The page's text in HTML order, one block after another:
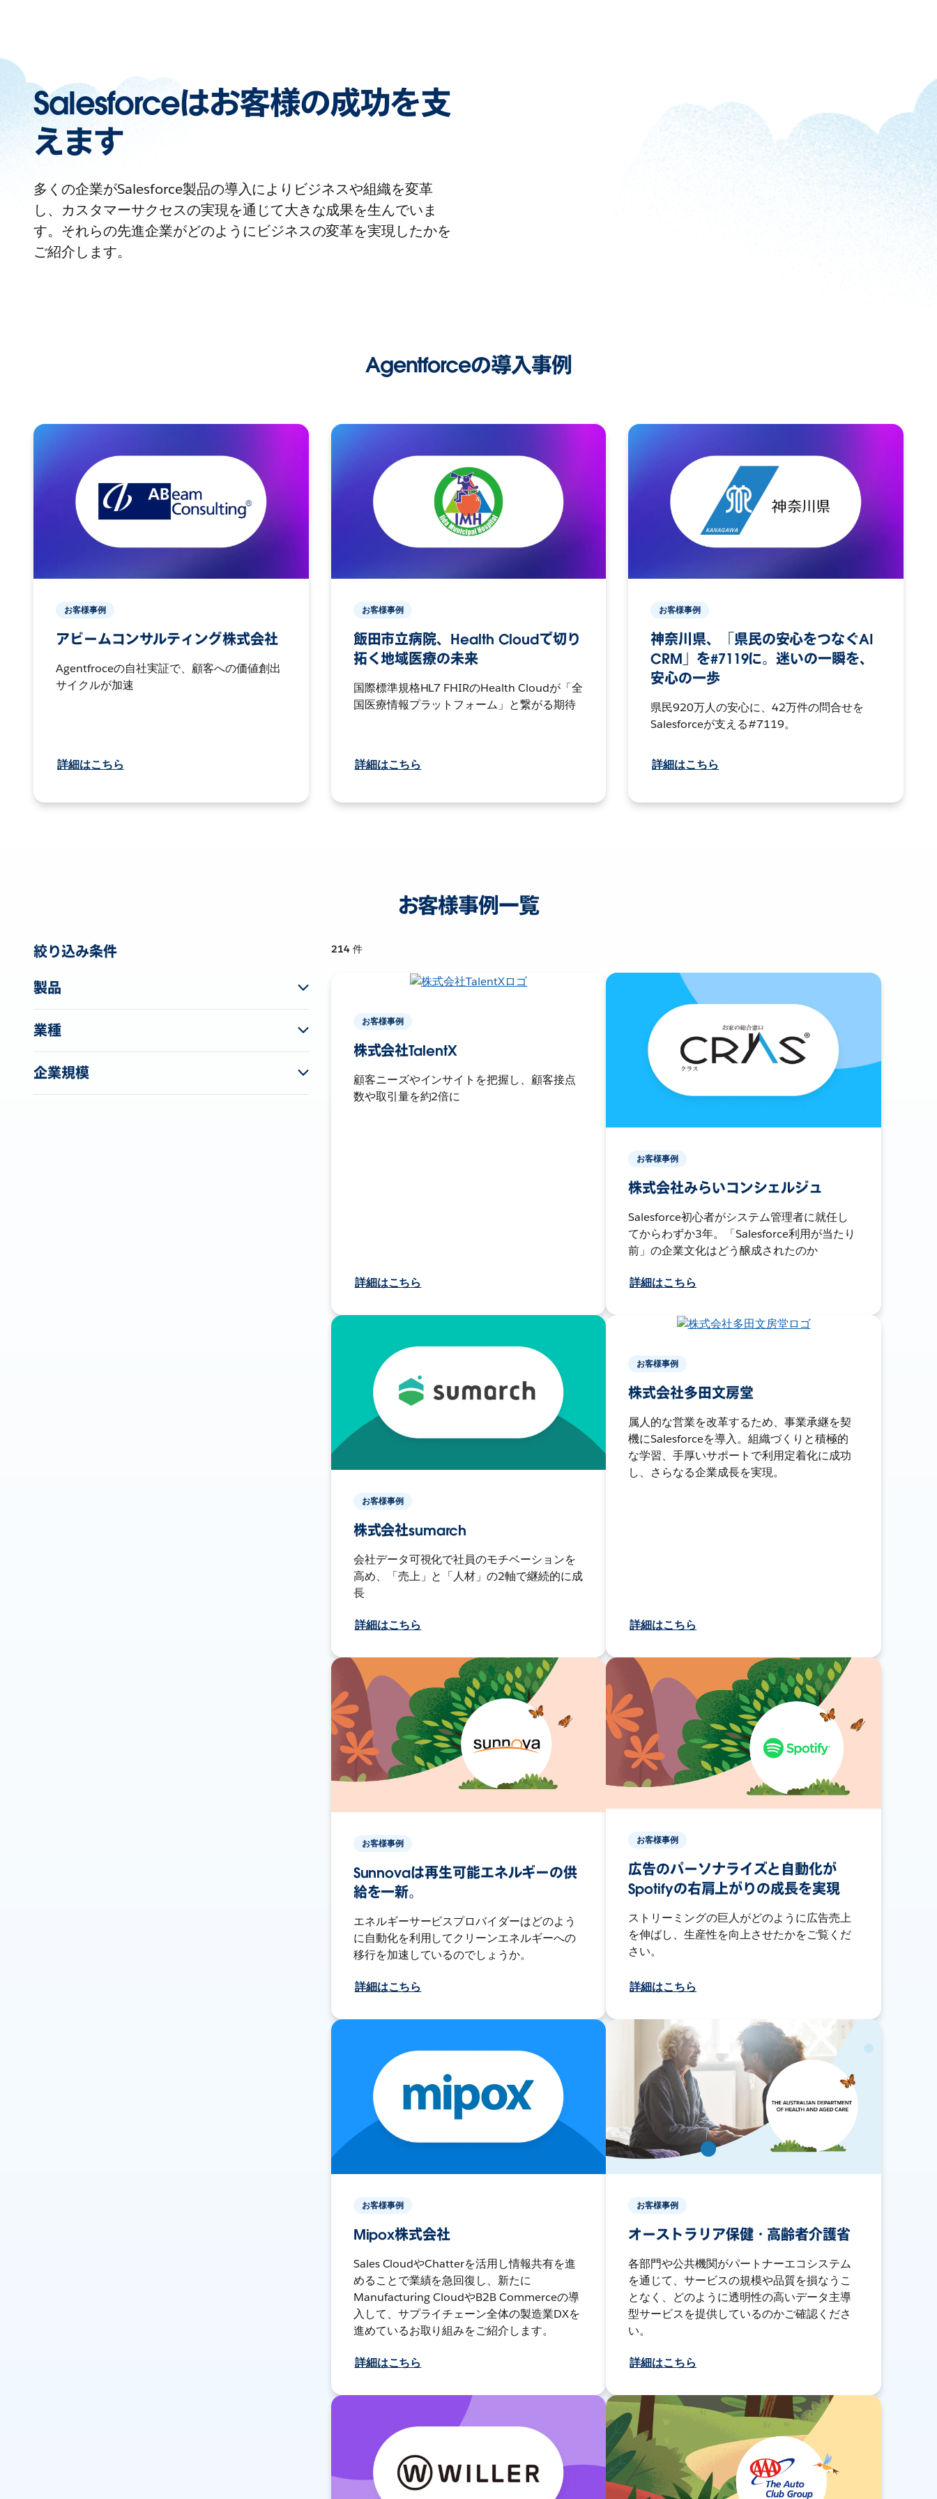
Salesforceはお客様の成功を支
えます
多くの企業がSalesforce製品の導入によりビジネスや組織を変革
し、カスタマーサクセスの実現を通じて大きな成果を生んでいま
す。それらの先進企業がどのようにビジネスの変革を実現したかを
ご紹介します。
Agentforceの導入事例
お客様事例
アビームコンサルティング株式会社
Agentfroceの自社実証で、顧客への価値創出
サイクルが加速
詳細はこちら
お客様事例
飯田市立病院、Health Cloudで切り
拓く地域医療の未来
国際標準規格HL7 FHIRのHealth Cloudが「全
国医療情報プラットフォーム」と繋がる期待
詳細はこちら
お客様事例
神奈川県、「県民の安心をつなぐAI
CRM」を#7119に。迷いの一瞬を、
安心の一歩
県民920万人の安心に、42万件の問合せを
Salesforceが支える#7119。
詳細はこちら
お客様事例一覧
絞り込み条件
製品
業種
企業規模
214 件
お客様事例
株式会社TalentX
顧客ニーズやインサイトを把握し、顧客接点
数や取引量を約2倍に
詳細はこちら
お客様事例
株式会社みらいコンシェルジュ
Salesforce初心者がシステム管理者に就任し
てからわずか3年。「Salesforce利用が当たり
前」の企業文化はどう醸成されたのか
詳細はこちら
お客様事例
株式会社sumarch
会社データ可視化で社員のモチベーションを
高め、「売上」と「人材」の2軸で継続的に成
長
詳細はこちら
お客様事例
株式会社多田文房堂
属人的な営業を改革するため、事業承継を契
機にSalesforceを導入。組織づくりと積極的
な学習、手厚いサポートで利用定着化に成功
し、さらなる企業成長を実現。
詳細はこちら
お客様事例
Sunnovaは再生可能エネルギーの供
給を一新。
エネルギーサービスプロバイダーはどのよう
に自動化を利用してクリーンエネルギーへの
移行を加速しているのでしょうか。
詳細はこちら
お客様事例
広告のパーソナライズと自動化が
Spotifyの右肩上がりの成長を実現
ストリーミングの巨人がどのように広告売上
を伸ばし、生産性を向上させたかをご覧くだ
さい。
詳細はこちら
お客様事例
Mipox株式会社
Sales CloudやChatterを活用し情報共有を進
めることで業績を急回復し、新たに
Manufacturing CloudやB2B Commerceの導
入して、サプライチェーン全体の製造業DXを
進めているお取り組みをご紹介します。
詳細はこちら
お客様事例
オーストラリア保健・高齢者介護省
各部門や公共機関がパートナーエコシステム
を通じて、サービスの規模や品質を損なうこ
となく、どのように透明性の高いデータ主導
型サービスを提供しているのかご確認くださ
い。
詳細はこちら